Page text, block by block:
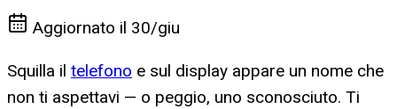
Aggiornato il 30/giu
Squilla il telefono e sul display appare un nome che
non ti aspettavi — o peggio, uno sconosciuto. Ti